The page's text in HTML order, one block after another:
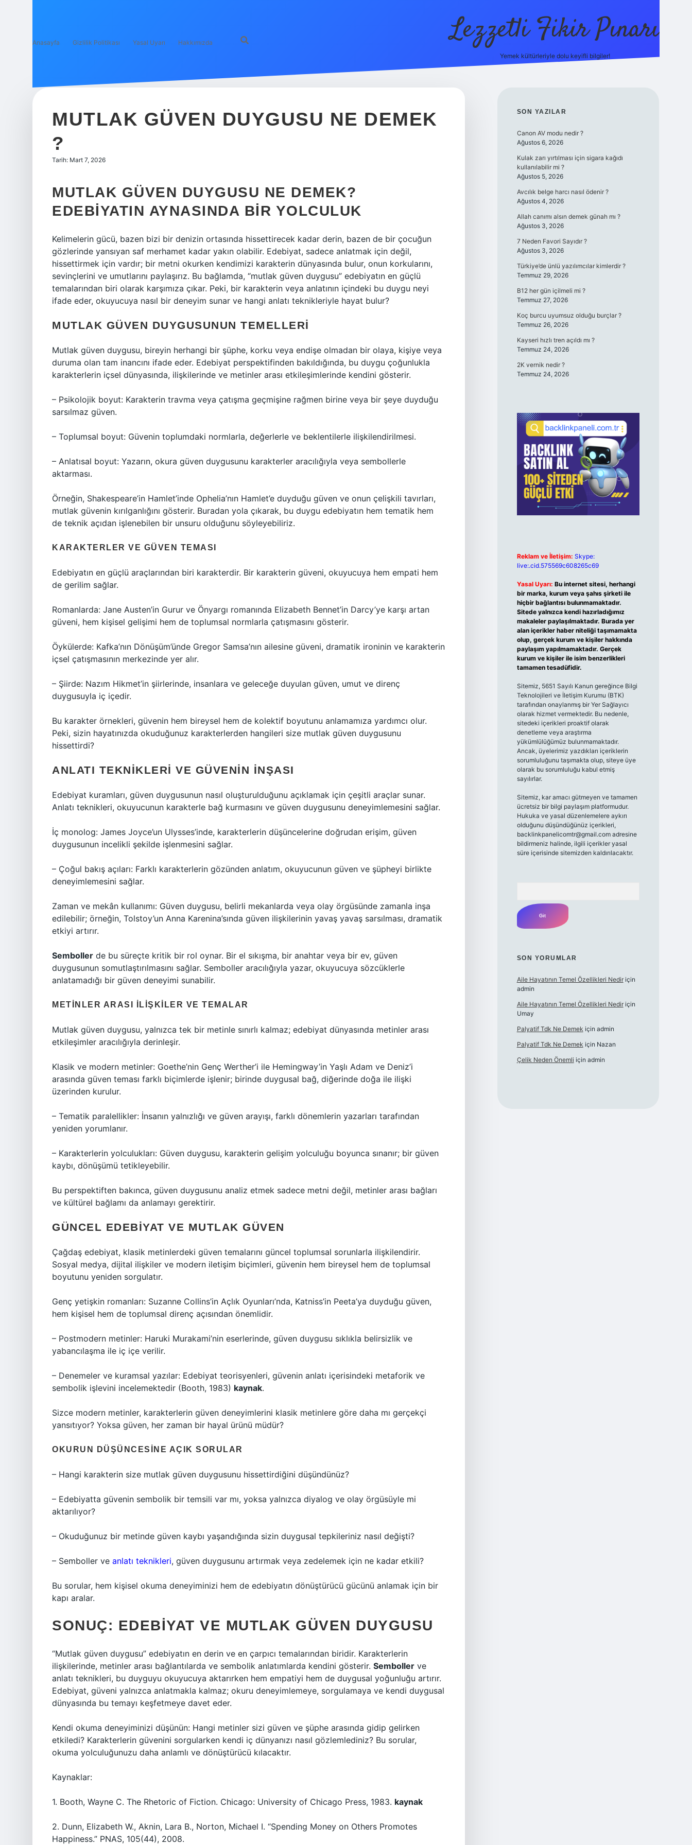
Anasayfa Gizlilik Politikası Yasal Uyarı Hakkımızda Lezzetli Fikir Pınarı
Yemek kültürleriyle dolu keyifli bilgiler!
MUTLAK GÜVEN DUYGUSU NE DEMEK
?
Tarih: Mart 7, 2026
MUTLAK GÜVEN DUYGUSU NE DEMEK?
EDEBIYATIN AYNASINDA BIR YOLCULUK
Kelimelerin gücü, bazen bizi bir denizin ortasında hissettirecek kadar derin, bazen de bir çocuğun
gözlerinde yansıyan saf merhamet kadar yakın olabilir. Edebiyat, sadece anlatmak için değil,
hissettirmek için vardır; bir metni okurken kendimizi karakterin dünyasında bulur, onun korkularını,
sevinçlerini ve umutlarını paylaşırız. Bu bağlamda, “mutlak güven duygusu” edebiyatın en güçlü
temalarından biri olarak karşımıza çıkar. Peki, bir karakterin veya anlatının içindeki bu duygu neyi
ifade eder, okuyucuya nasıl bir deneyim sunar ve hangi anlatı teknikleriyle hayat bulur?
MUTLAK GÜVEN DUYGUSUNUN TEMELLERI
Mutlak güven duygusu, bireyin herhangi bir şüphe, korku veya endişe olmadan bir olaya, kişiye veya
duruma olan tam inancını ifade eder. Edebiyat perspektifinden bakıldığında, bu duygu çoğunlukla
karakterlerin içsel dünyasında, ilişkilerinde ve metinler arası etkileşimlerinde kendini gösterir.
– Psikolojik boyut: Karakterin travma veya çatışma geçmişine rağmen birine veya bir şeye duyduğu
sarsılmaz güven.
– Toplumsal boyut: Güvenin toplumdaki normlarla, değerlerle ve beklentilerle ilişkilendirilmesi.
– Anlatısal boyut: Yazarın, okura güven duygusunu karakterler aracılığıyla veya sembollerle
aktarması.
Örneğin, Shakespeare’in Hamlet’inde Ophelia’nın Hamlet’e duyduğu güven ve onun çelişkili tavırları,
mutlak güvenin kırılganlığını gösterir. Buradan yola çıkarak, bu duygu edebiyatın hem tematik hem
de teknik açıdan işlenebilen bir unsuru olduğunu söyleyebiliriz.
KARAKTERLER VE GÜVEN TEMASI
Edebiyatın en güçlü araçlarından biri karakterdir. Bir karakterin güveni, okuyucuya hem empati hem
de gerilim sağlar.
Romanlarda: Jane Austen’in Gurur ve Önyargı romanında Elizabeth Bennet’in Darcy’ye karşı artan
güveni, hem kişisel gelişimi hem de toplumsal normlarla çatışmasını gösterir.
Öykülerde: Kafka’nın Dönüşüm’ünde Gregor Samsa’nın ailesine güveni, dramatik ironinin ve karakterin
içsel çatışmasının merkezinde yer alır.
– Şiirde: Nazım Hikmet’in şiirlerinde, insanlara ve geleceğe duyulan güven, umut ve direnç
duygusuyla iç içedir.
Bu karakter örnekleri, güvenin hem bireysel hem de kolektif boyutunu anlamamıza yardımcı olur.
Peki, sizin hayatınızda okuduğunuz karakterlerden hangileri size mutlak güven duygusunu
hissettirdi?
ANLATI TEKNIKLERI VE GÜVENIN İNŞASI
Edebiyat kuramları, güven duygusunun nasıl oluşturulduğunu açıklamak için çeşitli araçlar sunar.
Anlatı teknikleri, okuyucunun karakterle bağ kurmasını ve güven duygusunu deneyimlemesini sağlar.
İç monolog: James Joyce’un Ulysses’inde, karakterlerin düşüncelerine doğrudan erişim, güven
duygusunun incelikli şekilde işlenmesini sağlar.
– Çoğul bakış açıları: Farklı karakterlerin gözünden anlatım, okuyucunun güven ve şüpheyi birlikte
deneyimlemesini sağlar.
Zaman ve mekân kullanımı: Güven duygusu, belirli mekanlarda veya olay örgüsünde zamanla inşa
edilebilir; örneğin, Tolstoy’un Anna Karenina’sında güven ilişkilerinin yavaş yavaş sarsılması, dramatik
etkiyi artırır.
Semboller de bu süreçte kritik bir rol oynar. Bir el sıkışma, bir anahtar veya bir ev, güven
duygusunun somutlaştırılmasını sağlar. Semboller aracılığıyla yazar, okuyucuya sözcüklerle
anlatamadığı bir güven deneyimi sunabilir.
METINLER ARASI İLIŞKILER VE TEMALAR
Mutlak güven duygusu, yalnızca tek bir metinle sınırlı kalmaz; edebiyat dünyasında metinler arası
etkileşimler aracılığıyla derinleşir.
Klasik ve modern metinler: Goethe’nin Genç Werther’i ile Hemingway’in Yaşlı Adam ve Deniz’i
arasında güven teması farklı biçimlerde işlenir; birinde duygusal bağ, diğerinde doğa ile ilişki
üzerinden kurulur.
– Tematik paralellikler: İnsanın yalnızlığı ve güven arayışı, farklı dönemlerin yazarları tarafından
yeniden yorumlanır.
– Karakterlerin yolculukları: Güven duygusu, karakterin gelişim yolculuğu boyunca sınanır; bir güven
kaybı, dönüşümü tetikleyebilir.
Bu perspektiften bakınca, güven duygusunu analiz etmek sadece metni değil, metinler arası bağları
ve kültürel bağlamı da anlamayı gerektirir.
GÜNCEL EDEBIYAT VE MUTLAK GÜVEN
Çağdaş edebiyat, klasik metinlerdeki güven temalarını güncel toplumsal sorunlarla ilişkilendirir.
Sosyal medya, dijital ilişkiler ve modern iletişim biçimleri, güvenin hem bireysel hem de toplumsal
boyutunu yeniden sorgulatır.
Genç yetişkin romanları: Suzanne Collins’in Açlık Oyunları’nda, Katniss’in Peeta’ya duyduğu güven,
hem kişisel hem de toplumsal direnç açısından önemlidir.
– Postmodern metinler: Haruki Murakami’nin eserlerinde, güven duygusu sıklıkla belirsizlik ve
yabancılaşma ile iç içe verilir.
– Denemeler ve kuramsal yazılar: Edebiyat teorisyenleri, güvenin anlatı içerisindeki metaforik ve
sembolik işlevini incelemektedir (Booth, 1983) kaynak.
Sizce modern metinler, karakterlerin güven deneyimlerini klasik metinlere göre daha mı gerçekçi
yansıtıyor? Yoksa güven, her zaman bir hayal ürünü müdür?
OKURUN DÜŞÜNCESINE AÇIK SORULAR
– Hangi karakterin size mutlak güven duygusunu hissettirdiğini düşündünüz?
– Edebiyatta güvenin sembolik bir temsili var mı, yoksa yalnızca diyalog ve olay örgüsüyle mi
aktarılıyor?
– Okuduğunuz bir metinde güven kaybı yaşandığında sizin duygusal tepkileriniz nasıl değişti?
– Semboller ve anlatı teknikleri, güven duygusunu artırmak veya zedelemek için ne kadar etkili?
Bu sorular, hem kişisel okuma deneyiminizi hem de edebiyatın dönüştürücü gücünü anlamak için bir
kapı aralar.
SONUÇ: EDEBIYAT VE MUTLAK GÜVEN DUYGUSU
“Mutlak güven duygusu” edebiyatın en derin ve en çarpıcı temalarından biridir. Karakterlerin
ilişkilerinde, metinler arası bağlantılarda ve sembolik anlatımlarda kendini gösterir. Semboller ve
anlatı teknikleri, bu duyguyu okuyucuya aktarırken hem empatiyi hem de duygusal yoğunluğu artırır.
Edebiyat, güveni yalnızca anlatmakla kalmaz; okuru deneyimlemeye, sorgulamaya ve kendi duygusal
dünyasında bu temayı keşfetmeye davet eder.
Kendi okuma deneyiminizi düşünün: Hangi metinler sizi güven ve şüphe arasında gidip gelirken
etkiledi? Karakterlerin güvenini sorgularken kendi iç dünyanızı nasıl gözlemlediniz? Bu sorular,
okuma yolculuğunuzu daha anlamlı ve dönüştürücü kılacaktır.
Kaynaklar:
1. Booth, Wayne C. The Rhetoric of Fiction. Chicago: University of Chicago Press, 1983. kaynak
2. Dunn, Elizabeth W., Aknin, Lara B., Norton, Michael I. “Spending Money on Others Promotes
Happiness.” PNAS, 105(44), 2008.
SIDEBAR
SON YAZILAR
Canon AV modu nedir ?
Ağustos 6, 2026
Kulak zarı yırtılması için sigara kağıdı
kullanılabilir mi ?
Ağustos 5, 2026
Avcılık belge harcı nasıl ödenir ?
Ağustos 4, 2026
Allah canımı alsın demek günah mı ?
Ağustos 3, 2026
7 Neden Favori Sayıdır ?
Ağustos 3, 2026
Türkiye’de ünlü yazılımcılar kimlerdir ?
Temmuz 29, 2026
B12 her gün içilmeli mi ?
Temmuz 27, 2026
Koç burcu uyumsuz olduğu burçlar ?
Temmuz 26, 2026
Kayseri hızlı tren açıldı mı ?
Temmuz 24, 2026
2K vernik nedir ?
Temmuz 24, 2026
Reklam ve İletişim: Skype:
live:.cid.575569c608265c69
Yasal Uyarı: Bu internet sitesi, herhangi
bir marka, kurum veya şahıs şirketi ile
hiçbir bağlantısı bulunmamaktadır.
Sitede yalnızca kendi hazırladığımız
makaleler paylaşılmaktadır. Burada yer
alan içerikler haber niteliği taşımamakta
olup, gerçek kurum ve kişiler hakkında
paylaşım yapılmamaktadır. Gerçek
kurum ve kişiler ile isim benzerlikleri
tamamen tesadüfidir.
Sitemiz, 5651 Sayılı Kanun gereğince Bilgi
Teknolojileri ve İletişim Kurumu (BTK)
tarafından onaylanmış bir Yer Sağlayıcı
olarak hizmet vermektedir. Bu nedenle,
sitedeki içerikleri proaktif olarak
denetleme veya araştırma
yükümlülüğümüz bulunmamaktadır.
Ancak, üyelerimiz yazdıkları içeriklerin
sorumluluğunu taşımakta olup, siteye üye
olarak bu sorumluluğu kabul etmiş
sayılırlar.
Sitemiz, kar amacı gütmeyen ve tamamen
ücretsiz bir bilgi paylaşım platformudur.
Hukuka ve yasal düzenlemelere aykırı
olduğunu düşündüğünüz içerikleri,
backlinkpanelicomtr@gmail.comadresine
bildirmeniz halinde, ilgili içerikler yasal
süre içerisinde sitemizden kaldırılacaktır.
SON YORUMLAR
Aile Hayatının Temel Özellikleri Nediriçin
admin
Aile Hayatının Temel Özellikleri Nediriçin
Umay
Palyatif Tdk Ne Demek için admin
Palyatif Tdk Ne Demek için Nazan
Çelik Neden Önemli için admin